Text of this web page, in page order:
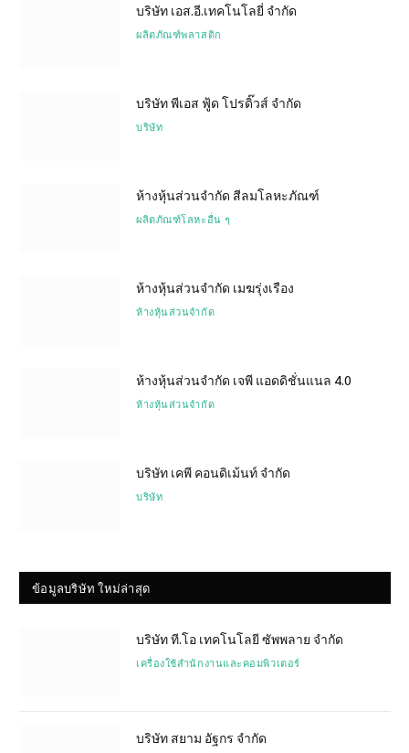
บริษัท เอส.อี.เทคโนโลยี่ จำกัด
ผลิตภัณฑ์พลาสติก
บริษัท พีเอส ฟู้ด โปรดิ๊วส์ จำกัด
บริษัท
ห้างหุ้นส่วนจำกัด สีลมโลหะภัณฑ์
ผลิตภัณฑ์โลหะอื่น ๆ
ห้างหุ้นส่วนจำกัด เมฆรุ่งเรือง
ห้างหุ้นส่วนจำกัด
ห้างหุ้นส่วนจำกัด เจพี แอดดิชั่นแนล 4.0
ห้างหุ้นส่วนจำกัด
บริษัท เคพี คอนดิเม้นท์ จำกัด
บริษัท
ข้อมูลบริษัท ใหม่ล่าสุด
บริษัท ที.โอ เทคโนโลยี ซัพพลาย จำกัด
เครื่องใช้สำนักงานและคอมพิวเตอร์
บริษัท สยาม อัฐกร จำกัด